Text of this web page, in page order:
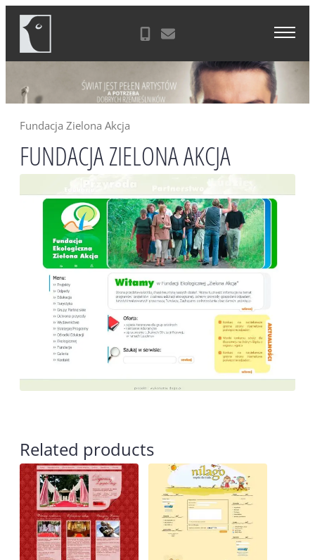
Skip
content
Agencja Reklamowa Zielona Góra
Fundacja Zielona Akcja
FUNDACJA ZIELONA AKCJA
Related products